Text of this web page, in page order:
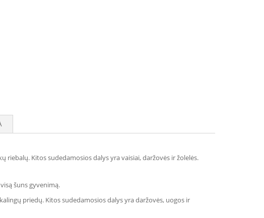
riebalų. Kitos sudedamosios dalys yra vaisiai, daržovės ir žolelės.
šuns gyvenimą.
priedų. Kitos sudedamosios dalys yra daržovės, uogos ir